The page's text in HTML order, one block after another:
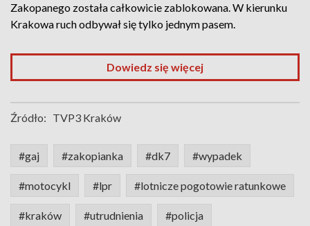
Zakopanego została całkowicie zablokowana. W kierunku
Krakowa ruch odbywał się tylko jednym pasem.
Dowiedz się więcej
Źródło: TVP3 Kraków
#gaj #zakopianka #dk7 #wypadek
#motocykl #lpr #lotnicze pogotowie ratunkowe
#kraków #utrudnienia #policja